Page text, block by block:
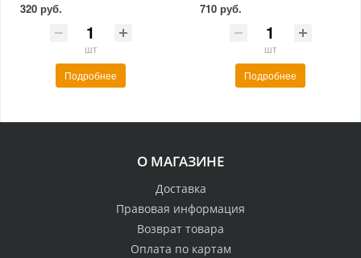
320 руб.
шт
Подробнее
710 руб.
шт
Подробнее
О МАГАЗИНЕ
Доставка
Правовая информация
Возврат товара
Оплата по картам